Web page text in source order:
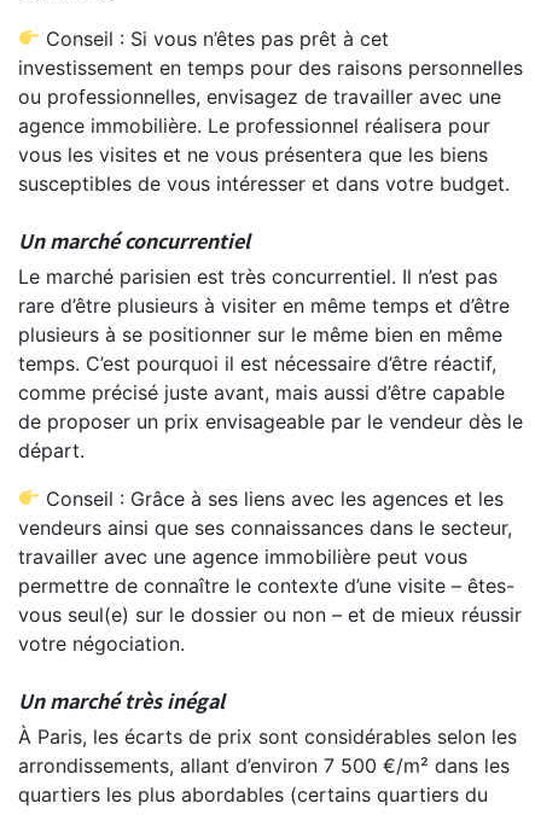
Conseil : Si vous n’êtes pas prêt à cet
investissement en temps pour des raisons personnelles
ou professionnelles, envisagez de travailler avec une
agence immobilière. Le professionnel réalisera pour
vous les visites et ne vous présentera que les biens
susceptibles de vous intéresser et dans votre budget.
Un marché concurrentiel
Le marché parisien est très concurrentiel. Il n’est pas
rare d’être plusieurs à visiter en même temps et d’être
plusieurs à se positionner sur le même bien en même
temps. C’est pourquoi il est nécessaire d’être réactif,
comme précisé juste avant, mais aussi d’être capable
de proposer un prix envisageable par le vendeur dès le
départ.
Conseil : Grâce à ses liens avec les agences et les
vendeurs ainsi que ses connaissances dans le secteur,
travailler avec une agence immobilière peut vous
permettre de connaître le contexte d’une visite – êtes-
vous seul(e) sur le dossier ou non – et de mieux réussir
votre négociation.
Un marché très inégal
À Paris, les écarts de prix sont considérables selon les
arrondissements, allant d’environ 7 500 €/m² dans les
quartiers les plus abordables (certains quartiers du